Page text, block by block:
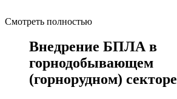
Смотреть полностью
Внедрение БПЛА в
горнодобывающем
(горнорудном) секторе